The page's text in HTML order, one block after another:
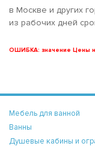
в Москве и других
из рабочих дней
ОШИБКА: значение Цены
Мебель для ванной
Ванны
Душевые кабины и